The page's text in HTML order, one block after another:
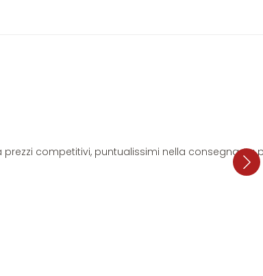
competitivi, puntualissimi nella consegna. La